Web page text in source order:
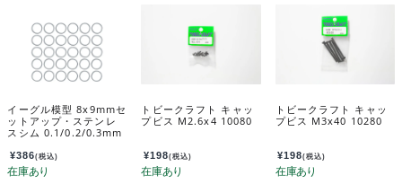
イーグル模型 8x9mmセ
ットアップ・ステンレ
スシム 0.1/0.2/0.3mm
¥386(税込)
トビークラフト キャッ
プビス M2.6x4 10080
¥198(税込)
トビークラフト キャッ
プビス M3x40 10280
¥198(税込)